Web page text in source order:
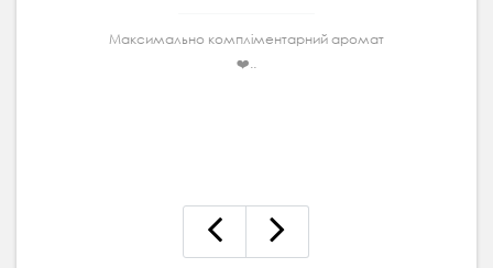
Максимально комплiментарний аромат
❤️..